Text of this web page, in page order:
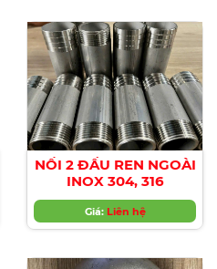
NỐI 2 ĐẦU REN NGOÀI
INOX 304, 316
Giá: Liên hệ